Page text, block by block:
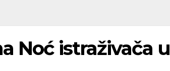
Noć istraživača u